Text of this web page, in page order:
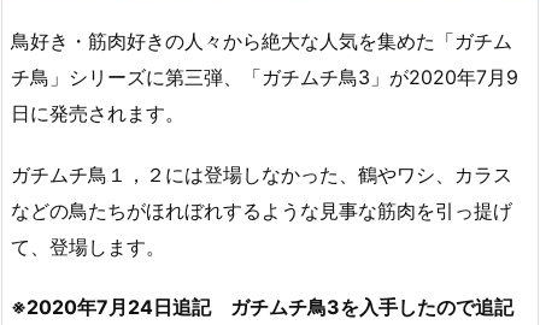
鳥好き・筋肉好きの人々から絶大な人気を集めた「ガチム
チ鳥」シリーズに第三弾、「ガチムチ鳥3」が2020年7月9
日に発売されます。
ガチムチ鳥１，２には登場しなかった、鶴やワシ、カラス
などの鳥たちがほれぼれするような見事な筋肉を引っ提げ
て、登場します。
※2020年7月24日追記 ガチムチ鳥3を入手したので追記